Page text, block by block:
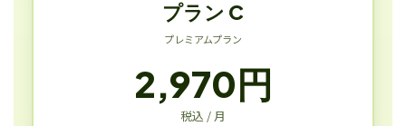
プラン C
プレミアムプラン
2,970円
税込 / 月